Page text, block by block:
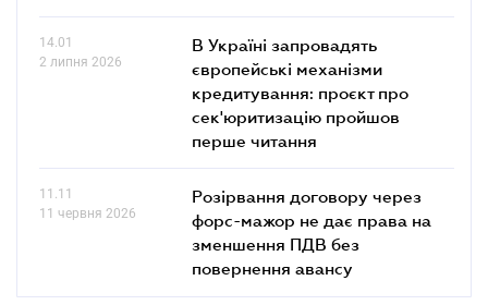
14.01
2 липня 2026
В Україні запровадять
європейські механізми
кредитування: проєкт про
сек'юритизацію пройшов
перше читання
11.11
11 червня 2026
Розірвання договору через
форс-мажор не дає права на
зменшення ПДВ без
повернення авансу